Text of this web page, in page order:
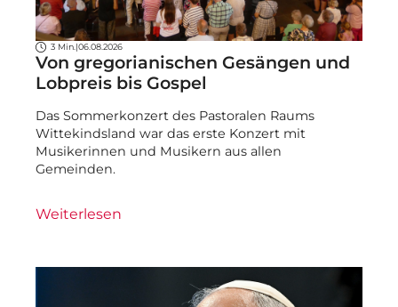
3 Min.| 06.08.2026
Von gregorianischen Gesängen und
Lobpreis bis Gospel
Das Sommerkonzert des Pastoralen Raums
Wittekindsland war das erste Konzert mit
Musikerinnen und Musikern aus allen
Gemeinden.
Weiterlesen